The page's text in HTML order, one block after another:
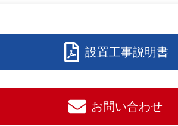
設置工事説明書
お問い合わせ